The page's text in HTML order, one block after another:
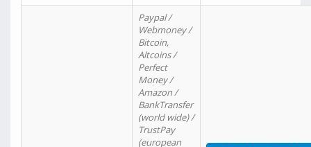
Paypal /
Webmoney /
Bitcoin,
Altcoins /
Perfect
Money /
Amazon /
BankTransfer
(world wide) /
TrustPay
(european